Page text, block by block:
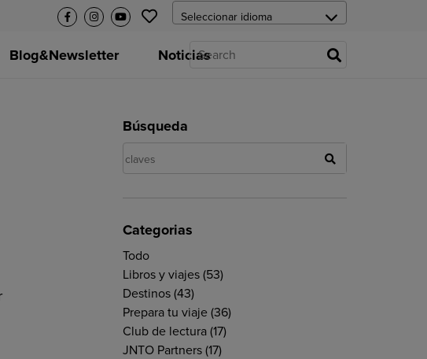
Blog&Newsletter Noticias
Búsqueda
Categorias
Todo
Libros y viajes (53)
Destinos (43)
Prepara tu viaje (36)
Club de lectura (17)
JNTO Partners (17)